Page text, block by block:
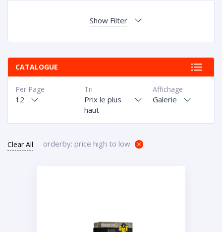
Show Filter
CATALOGUE
Affichage
Galerie
Tri
Prix le plus
haut
Per Page
12
Clear All orderby: price high to low